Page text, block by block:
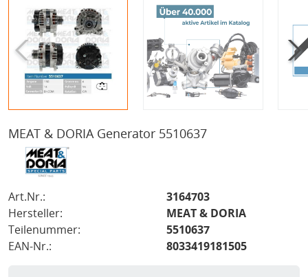
MEAT & DORIA Generator 5510637
Art.Nr.:
3164703
Hersteller:
MEAT & DORIA
Teilenummer:
5510637
EAN-Nr.:
8033419181505